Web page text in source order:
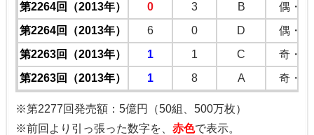
第2264回（2013年）
0 3 B
偶・奇
第2264回（2013年）
6 0 D
偶・偶
第2263回（2013年）
1 1 C
奇・奇
第2263回（2013年）
1 8 A 奇・偶
※第2277回発売額：5億円（50組、500万枚）
※前回より引っ張った数字を、 赤色で表示。